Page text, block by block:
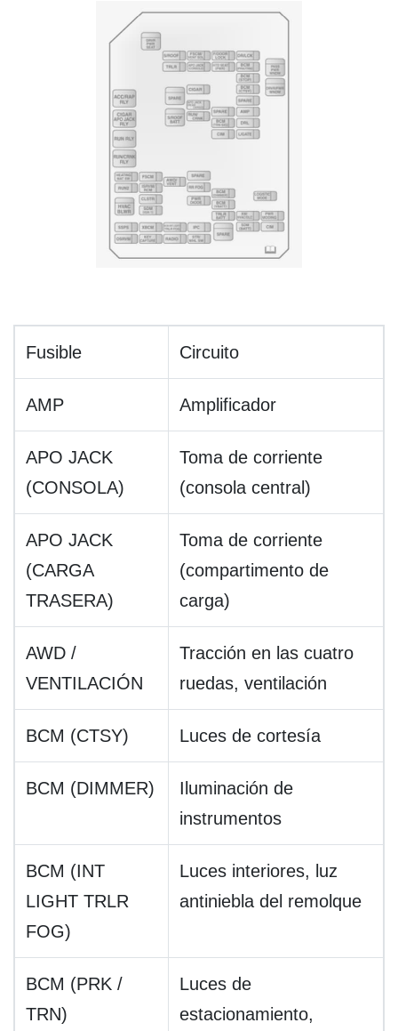
Fusible Circuito
AMP Amplificador
APO JACK
(CONSOLA)
Toma de corriente
(consola central)
APO JACK
(CARGA
TRASERA)
Toma de corriente
(compartimento de
carga)
AWD /
VENTILACIÓN
Tracción en las cuatro
ruedas, ventilación
BCM (CTSY) Luces de cortesía
BCM (DIMMER)
Iluminación de
instrumentos
BCM (INT
LIGHT TRLR
FOG)
Luces interiores, luz
antiniebla del remolque
BCM (PRK /
TRN)
Luces de
estacionamiento,